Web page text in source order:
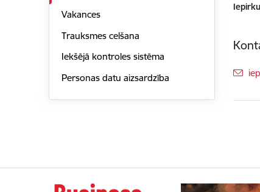
Vakances
Trauksmes celšana
Iekšējā kontroles sistēma
Personas datu aizsardzība